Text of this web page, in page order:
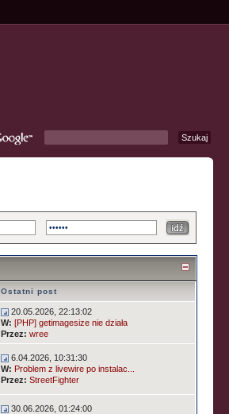
Ostatni post
20.05.2026, 22:13:02
W: [PHP] getimagesize nie działa
Przez: wree
6.04.2026, 10:31:30
W: Problem z livewire po instalac...
Przez: StreetFighter
30.06.2026, 01:24:00